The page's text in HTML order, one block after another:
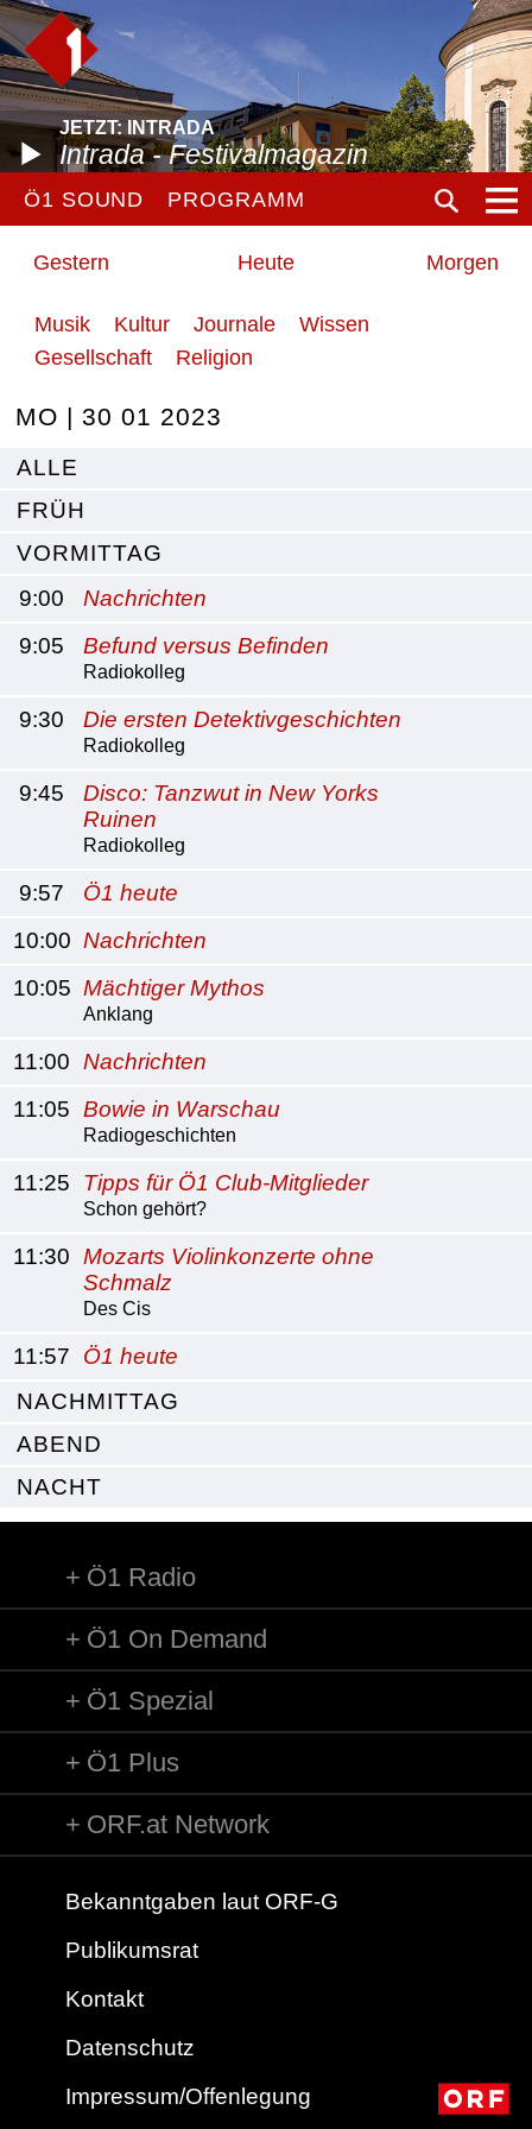
JETZT: INTRADA
Intrada - Festivalmagazin
Ö1 SOUND PROGRAMM
Gestern Heute Morgen
Musik Kultur Journale
Wissen
Gesellschaft
Religion
MO | 30 01 2023
ALLE
FRÜH
VORMITTAG
9:00
Nachrichten
9:05
Befund versus Befinden
Radiokolleg
9:30 Die ersten Detektivgeschichten
Radiokolleg
9:45
Disco: Tanzwut in New Yorks
Ruinen
Radiokolleg
9:57
Ö1 heute
10:00 Nachrichten
10:05 Mächtiger Mythos
Anklang
11:00 Nachrichten
11:05 Bowie in Warschau
Radiogeschichten
11:25 Tipps für Ö1 Club-Mitglieder
Schon gehört?
11:30 Mozarts Violinkonzerte ohne
Schmalz
Des Cis
11:57
Ö1 heute
NACHMITTAG
ABEND
NACHT
Ö1 Radio
Ö1 On Demand
Ö1 Spezial
Ö1 Plus
ORF.at Network
Bekanntgaben laut ORF-G
Publikumsrat
Kontakt
Datenschutz
Impressum/Offenlegung